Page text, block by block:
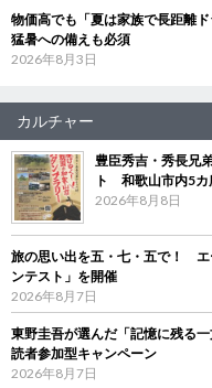
物価高でも「夏は家族で長距離
猛暑への備えも必須
2026年8月3日
カルチャー
豊臣秀吉・秀長兄
ト 和歌山市内5カ
2026年8月8日
旅の思い出を五・七・五で！ エ
ンテスト」を開催
2026年8月7日
東野圭吾が選んだ「記憶に残る
読者参加型キャンペーン
2026年8月7日